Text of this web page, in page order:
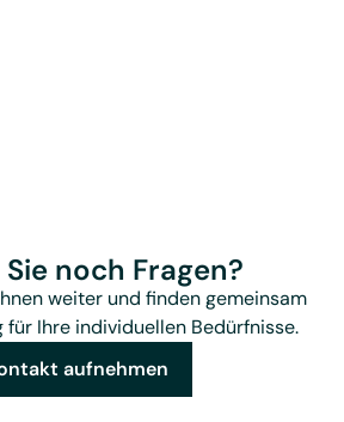
noch Fragen?
weiter und finden gemeinsam
für Ihre individuellen Bedürfnisse.
aufnehmen